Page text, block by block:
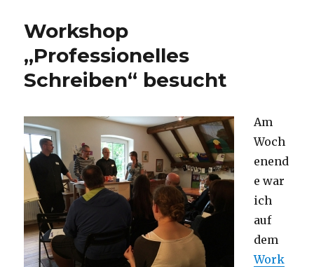
Workshop
„Professionelles
Schreiben“ besucht
Am
Woch
enend
e war
ich
auf
dem
Work